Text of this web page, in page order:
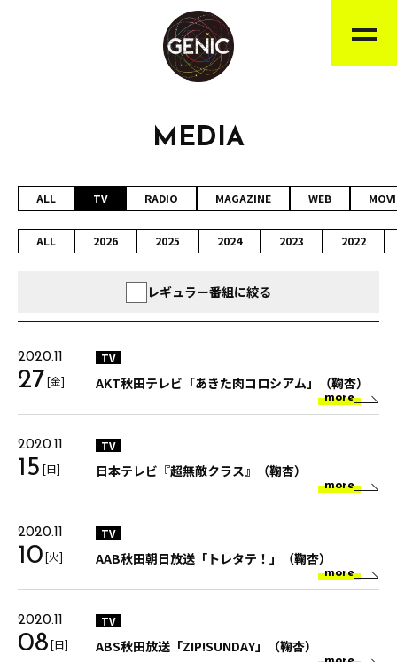
MEDIA
ALL TV RADIO MAGAZINE WEB
ALL 2026 2025 2024 2023 2022
レギュラー番組に絞る
2020.11
27[金]
TV
AKT秋田テレビ「あきた肉コロシアム」（鞠杏）
more
2020.11
15 [日]
TV
日本テレビ『超無敵クラス』（鞠杏）
more
2020.11
10[火]
TV
AAB秋田朝日放送「トレタテ！」（鞠杏）
more
2020.11
08[日]
TV
ABS秋田放送「ZIP!SUNDAY」（鞠杏）